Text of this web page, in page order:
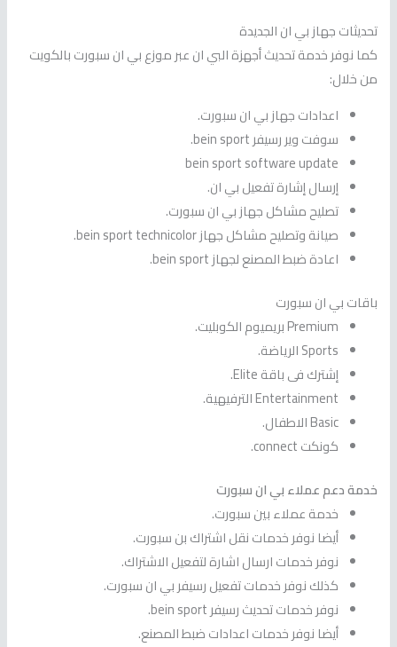
تحديثات جهاز بي ان الجديدة
كما نوفر خدمة تحديث أجهزة البي ان عبر موزع بي ان سبورت بالكويت
من خلال:
اعدادات جهاز بي ان سبورت.
سوفت وير رسيفر bein sport.
bein sport software update
إرسال إشارة تفعيل بي ان.
تصليح مشاكل جهاز بي ان سبورت.
صيانة وتصليح مشاكل جهاز bein sport technicolor.
اعادة ضبط المصنع لجهاز bein sport.
باقات بي ان سبورت
Premium بريميوم الكوبليت.
Sports الرياضة.
إشترك فى باقة Elite.
Entertainment الترفيهية.
Basic الاطفال.
كونكت connect.
خدمة دعم عملاء بي ان سبورت
خدمة عملاء بين سبورت.
أيضا نوفر خدمات نقل اشتراك بن سبورت.
نوفر خدمات ارسال اشارة لتفعيل الاشتراك.
كذلك نوفر خدمات تفعيل رسيفر بي ان سبورت.
نوفر خدمات تحديث رسيفر bein sport.
أيضا نوفر خدمات اعدادات ضبط المصنع.